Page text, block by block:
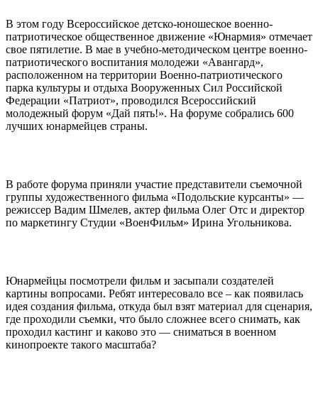
В этом году Всероссийское детско-юношеское военно-
патриотическое общественное движение «Юнармия» отмечает
свое пятилетие. В мае в учебно-методическом центре военно-
патриотического воспитания молодежи «Авангард»,
расположенном на территории Военно-патриотического
парка культуры и отдыха Вооруженных Сил Российской
Федерации «Патриот», проводился Всероссийский
молодежный форум «Дай пять!». На форуме собрались 600
лучших юнармейцев страны.
В работе форума приняли участие представители съемочной
группы художественного фильма «Подольские курсанты» —
режиссер Вадим Шмелев, актер фильма Олег Отс и директор
по маркетингу Студии «ВоенФильм» Ирина Угольникова.
Юнармейцы посмотрели фильм и засыпали создателей
картины вопросами. Ребят интересовало все – как появилась
идея создания фильма, откуда был взят материал для сценария,
где проходили съемки, что было сложнее всего снимать, как
проходил кастинг и каково это — сниматься в военном
кинопроекте такого масштаба?